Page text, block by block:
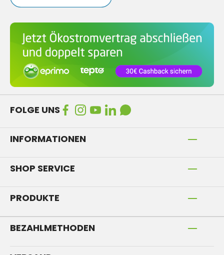
FOLGE UNS
INFORMATIONEN
SHOP SERVICE
PRODUKTE
BEZAHLMETHODEN